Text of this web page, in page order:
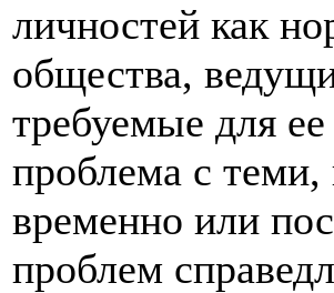
личностей как
общества,
требуемые для
проблема с теми,
временно или
проблем